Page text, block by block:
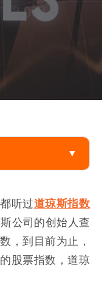
▼
听过道琼斯指数
公司的创始人查
，到目前为止，
股票指数，道琼